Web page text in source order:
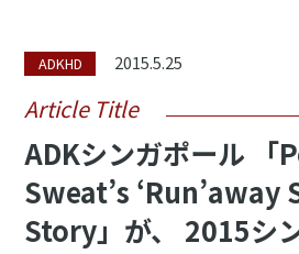
ADKHD 2015.5.25
Article Title
ADKシンガポール 「
Sweat’s ‘Run’away
Story」が、 2015シ